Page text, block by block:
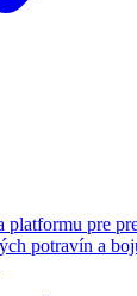
pre
potravín a